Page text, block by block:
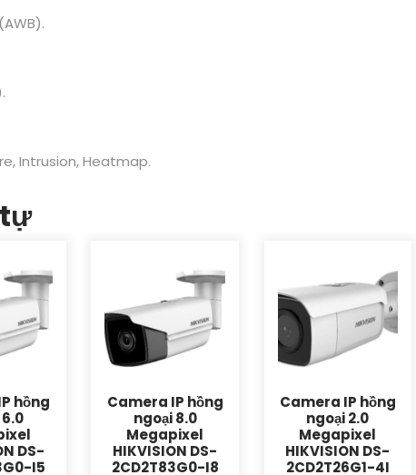
Intrusion, Heatmap.
hồng
DS-
I5
Camera IP hồng
ngoại 8.0
Megapixel
HIKVISION DS-
2CD2T83G0-I8
Camera IP hồng
ngoại 2.0
Megapixel
HIKVISION DS-
2CD2T26G1-4I